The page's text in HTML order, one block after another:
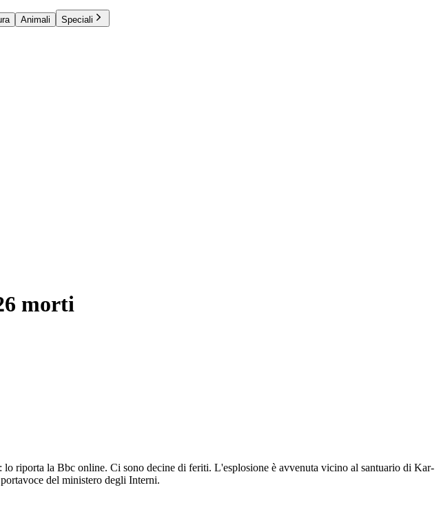
Animali
Speciali
morti
lo riporta la Bbc online. Ci sono decine di feriti. L'esplosione è avvenuta vicino al santuario di Kar-
del ministero degli Interni.